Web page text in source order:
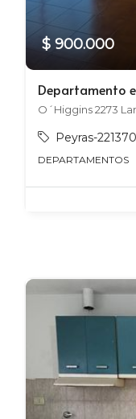
$ 900.000
O´Higgins 2273
Peyras-221370
DEPARTAMENTOS